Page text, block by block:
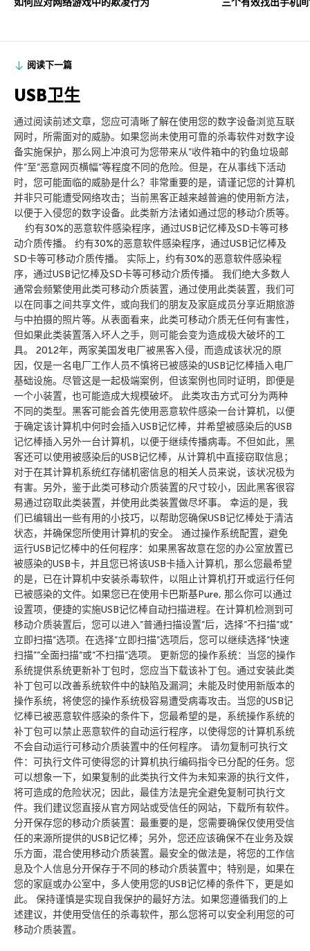
如何应对网络游戏中的欺凌行为 三个有效找出手机
阅读下一篇
USB卫生
通过阅读前述文章，您应可清晰了解在使用您的数字设备浏览互联
网时，所需面对的威胁。如果您尚未使用可靠的杀毒软件对数字设
备实施保护，那么网上冲浪可为您带来从”收件箱中的钓鱼垃圾邮
件”至”恶意网页横幅”等程度不同的危险。但是，在从事线下活动
时，您可能面临的威胁是什么？非常重要的是，请谨记您的计算机
并非只可能遭受网络攻击；当前黑客正越来越普遍的使用新方法，
以便于入侵您的数字设备。此类新方法诸如通过您的移动介质等。
约有30%的恶意软件感染程序，通过USB记忆棒及SD卡等可移
动介质传播。 约有30%的恶意软件感染程序，通过USB记忆棒及
SD卡等可移动介质传播。 实际上，约有30%的恶意软件感染程
序，通过USB记忆棒及SD卡等可移动介质传播。 我们绝大多数人
通常会频繁使用此类可移动介质装置，通过使用此类装置，我们可
以在同事之间共享文件，或向我们的朋友及家庭成员分享近期旅游
与中拍摄的照片等。从表面看来，此类可移动介质无任何有害性，
但如果此类装置落入坏人之手，则可能会变为造成极大破坏的工
具。 2012年，两家美国发电厂被黑客入侵，而造成该状况的原
因，仅是一名电厂工作人员不慎将已被感染的USB记忆棒插入电厂
基础设施。尽管这是一起极端案例，但该案例也同时证明，即便是
一个小装置，也可能造成大规模破坏。 此类攻击方式可分为两种
不同的类型。黑客可能会首先使用恶意软件感染一台计算机，以便
于确定该计算机中何时会插入USB记忆棒，并希望被感染后的USB
记忆棒插入另外一台计算机，以便于继续传播病毒。不但如此，黑
客还可以使用被感染后的USB记忆棒，从计算机中直接窃取信息；
对于在其计算机系统红存储机密信息的相关人员来说，该状况极为
有害。另外，鉴于此类可移动介质装置的尺寸较小，因此黑客很容
易通过窃取此类装置，并使用此类装置做尽坏事。 幸运的是，我
们已编辑出一些有用的小技巧，以帮助您确保USB记忆棒处于清洁
状态，并确保您所使用计算机的安全。 通过操作系统配置，避免
运行USB记忆棒中的任何程序：如果黑客故意在您的办公室放置已
被感染的USB卡，并且您已将该USB卡插入计算机，那么您最希望
的是，已在计算机中安装杀毒软件，以阻止计算机打开或运行任何
已被感染的文件。如果您已在使用卡巴斯基Pure, 那么你可以通过
设置项，便捷的实施USB记忆棒自动扫描进程。在计算机检测到可
移动介质装置后，您可以进入”普通扫描设置”后，选择”不扫描”或”
立即扫描”选项。在选择”立即扫描”选项后，您可以继续选择”快速
扫描””全面扫描”或”不扫描”选项。 更新您的操作系统：当您的操作
系统提供系统更新补丁包时，您应当下载该补丁包。通过安装此类
补丁包可以改善系统软件中的缺陷及漏洞；未能及时使用新版本的
操作系统，将使您的操作系统极容易遭受病毒攻击。当您的USB记
忆棒已被恶意软件感染的条件下，您最希望的是，系统操作系统的
补丁包可以禁止恶意软件的自动运行程序，以使得您的计算机系统
不会自动运行可移动介质装置中的任何程序。 请勿复制可执行文
件：可执行文件可使得您的计算机执行编码指令已分配的任务。您
可以想象一下，如果复制的此类执行文件为未知来源的执行文件，
将可造成的危险状况；因此，最佳方法是完全避免复制可执行文
件。我们建议您直接从官方网站或受信任的网站，下载所有软件。
分开保存您的移动介质装置：最重要的是，您需要确保仅使用受信
任的来源所提供的USB记忆棒；另外，您还应该确保不在业务及娱
乐方面，混合使用移动介质装置。最安全的做法是，将您的工作信
息及个人信息分开保存于不同的移动介质装置中；特别是，如果在
您的家庭或办公室中，多人使用您的USB记忆棒的条件下，更是如
此。 保持谨慎是实现自我保护的最好方法。如果您遵循我们的上
述建议，并使用受信任的杀毒软件，那么您将可以安全利用您的可
移动介质装置。